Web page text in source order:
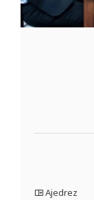
Ajedrez